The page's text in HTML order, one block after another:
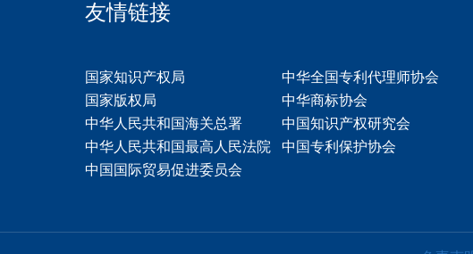
友情链接
国家知识产权局
中华全国专利代理师协会
国家版权局
中华商标协会
中华人民共和国海关总署
中国知识产权研究会
中华人民共和国最高人民法院
中国专利保护协会
中国国际贸易促进委员会